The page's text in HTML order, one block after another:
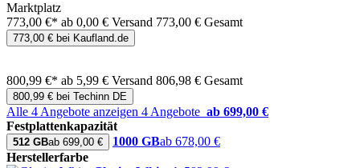
Marktplatz
773,00 €* ab 0,00 € Versand 773,00 € Gesamt
773,00 € bei Kaufland.de
800,99 €* ab 5,99 € Versand 806,98 € Gesamt
800,99 € bei Techinn DE
Alle 4 Angebote anzeigen 4 Angebote ab 699,00 €
Festplattenkapazität
512 GBab 699,00 € 1000 GBab 678,00 €
Herstellerfarbe